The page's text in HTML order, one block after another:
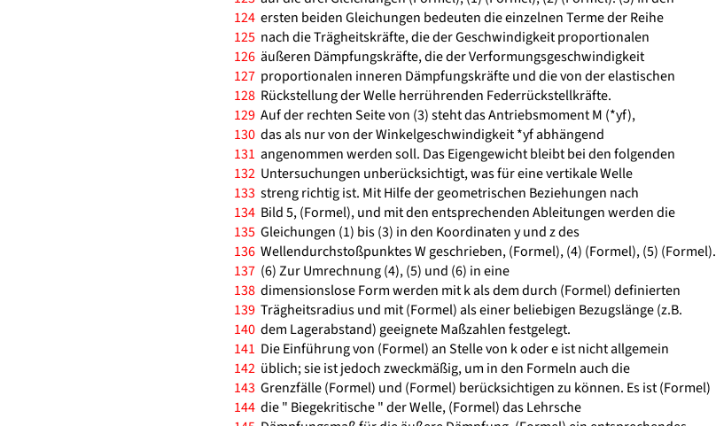
124 ersten beiden Gleichungen bedeuten die einzelnen Terme der Reihe
125 nach die Trägheitskräfte, die der Geschwindigkeit proportionalen
126 äußeren Dämpfungskräfte, die der Verformungsgeschwindigkeit
127 proportionalen inneren Dämpfungskräfte und die von der elastischen
128 Rückstellung der Welle herrührenden Federrückstellkräfte.
129 Auf der rechten Seite von (3) steht das Antriebsmoment M (*yf),
130 das als nur von der Winkelgeschwindigkeit *yf abhängend
131 angenommen werden soll. Das Eigengewicht bleibt bei den folgenden
132 Untersuchungen unberücksichtigt, was für eine vertikale Welle
133 streng richtig ist. Mit Hilfe der geometrischen Beziehungen nach
134 Bild 5, (Formel), und mit den entsprechenden Ableitungen werden die
135 Gleichungen (1) bis (3) in den Koordinaten y und z des
136 Wellendurchstoßpunktes W geschrieben, (Formel), (4) (Formel), (5) (Formel).
137 (6) Zur Umrechnung (4), (5) und (6) in eine
138 dimensionslose Form werden mit k als dem durch (Formel) definierten
139 Trägheitsradius und mit (Formel) als einer beliebigen Bezugslänge (z.B.
140 dem Lagerabstand) geeignete Maßzahlen festgelegt.
141 Die Einführung von (Formel) an Stelle von k oder e ist nicht allgemein
142 üblich; sie ist jedoch zweckmäßig, um in den Formeln auch die
143 Grenzfälle (Formel) und (Formel) berücksichtigen zu können. Es ist (Formel)
144 die " Biegekritische " der Welle, (Formel) das Lehrsche